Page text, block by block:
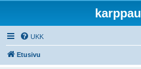
UKK
Etusivu